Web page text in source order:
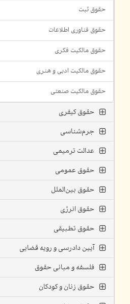
حقوق ثبت
حقوق فناوری اطلاعات
حقوق مالکیت فکری
حقوق مالکیت ادبی و هنری
حقوق مالکیت صنعتی
حقوق کیفری
جرم‌شناسی
عدالت ترمیمی
حقوق عمومی
حقوق بین‌الملل
حقوق انرژی
حقوق تطبیقی
آیین دادرسی و رویه قضایی
فلسفه و مبانی حقوق
حقوق زنان و کودکان